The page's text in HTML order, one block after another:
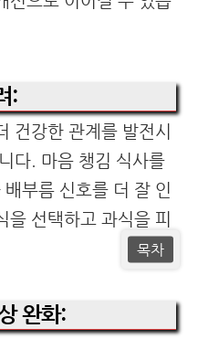
:
건강한 관계를 발전시
다. 마음 챙김 식사를
부름 신호를 더 잘 인
을 선택하고 과식을 피
완화:
목차